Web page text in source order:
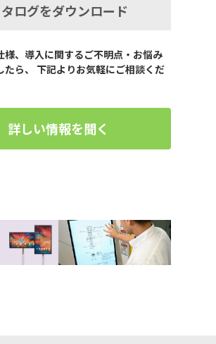
ログをダウンロード
様、導入に関するご不明点・お悩み
たら、 下記よりお気軽にご相談くだ
詳しい情報を聞く